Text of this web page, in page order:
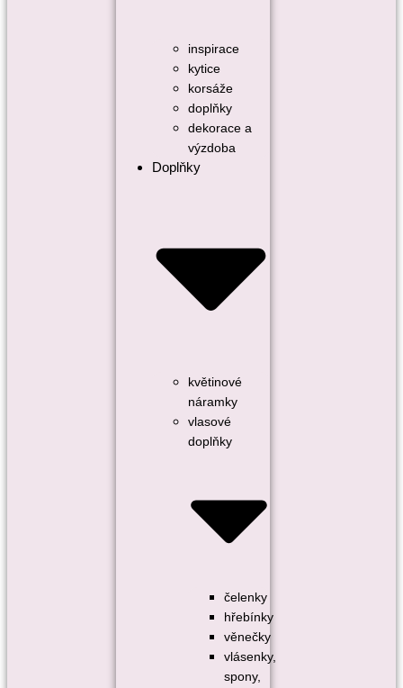
inspirace
kytice
korsáže
doplňky
dekorace a
výzdoba
Doplňky
květinové
náramky
vlasové
doplňky
čelenky
hřebínky
věnečky
vlásenky,
spony,